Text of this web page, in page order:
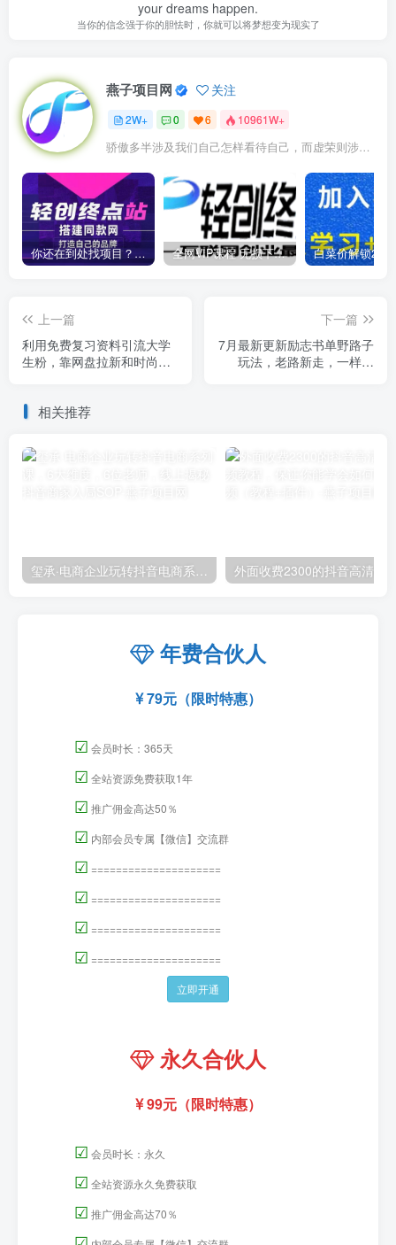
your dreams happen.
当你的信念强于你的胆怯时，你就可以将梦想变为现实了
燕子项目网 关注
2W+ 0 6 10961W+
骄傲多半涉及我们自己怎样看待自己，而虚荣则涉及我们想别人怎样看我们
你还在到处找项目？还在当韭菜？我靠卖项目一个月收入5万+，曾经我也是个失败者。 全网VIP课程 无损下载~
上一篇
利用免费复习资料引流大学
生粉，靠网盘拉新和时尚单
下一篇
7月最新更新励志书单野路子
玩法，老路新走，一样赚
相关推荐
玺承·电商企业玩转抖音电商系列课，6大维度，6位老师，线上揭秘抖音商家入局SOP
年费合伙人
79元（限时特惠）
☑ 会员时长：365天
☑ 全站资源免费获取1年
☑ 推广佣金高达50％
☑ 内部会员专属【微信】交流群
☑ =====================
☑ =====================
☑ =====================
☑ =====================
立即开通
永久合伙人
99元（限时特惠）
☑ 会员时长：永久
☑ 全站资源永久免费获取
☑ 推广佣金高达70％